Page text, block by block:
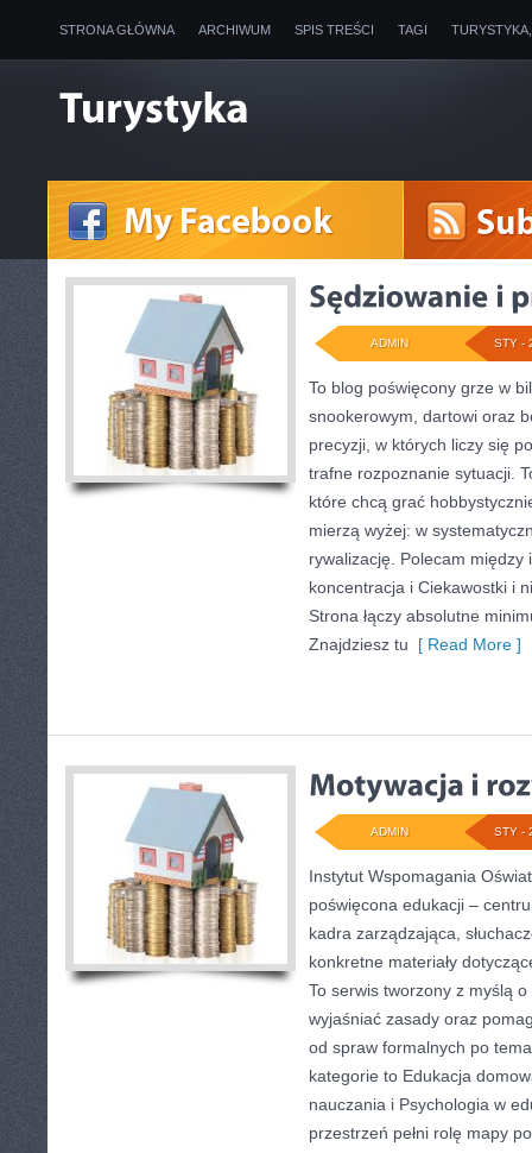
STRONA GŁÓWNA ARCHIWUM SPIS TREŚCI TAGI
STY -
ADMIN
To blog poświęcony grze w
snookerowym, dartowi oraz
precyzji, w których liczy się
trafne rozpoznanie sytuacji.
które chcą grać
mierzą wyżej: w
rywalizację. Polecam między
koncentracja i Ciekawostki i
Strona łączy absolutne
Znajdziesz tu [ Read More ]
STY -
ADMIN
Instytut Wspomagania
poświęcona edukacji –
kadra zarządzająca,
konkretne materiały
To serwis tworzony z myślą
wyjaśniać zasady oraz
od spraw formalnych po
kategorie to Edukacja
nauczania i Psychologia w
przestrzeń pełni rolę mapy po